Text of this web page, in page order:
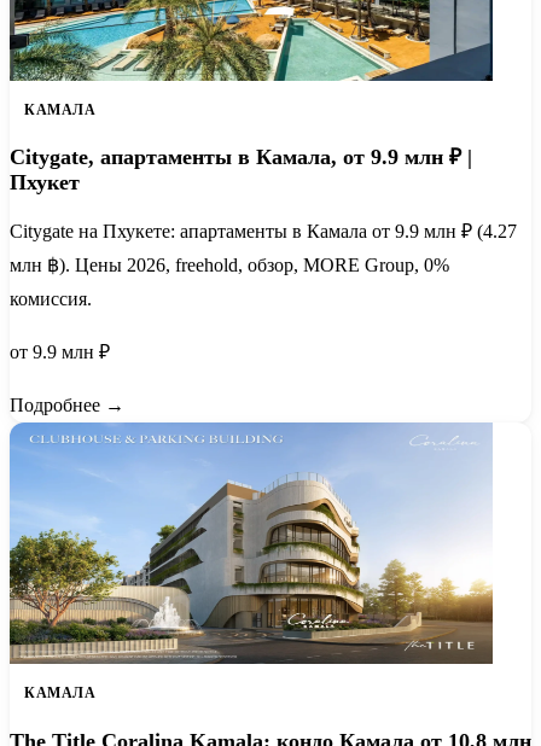
КАМАЛА
Citygate, апартаменты в Камала, от 9.9 млн ₽ |
Пхукет
Citygate на Пхукете: апартаменты в Камала от 9.9 млн ₽ (4.27
млн ฿). Цены 2026, freehold, обзор, MORE Group, 0%
комиссия.
от 9.9 млн ₽
Подробнее →
КАМАЛА
The Title Coralina Kamala: кондо Камала от 10,8 млн